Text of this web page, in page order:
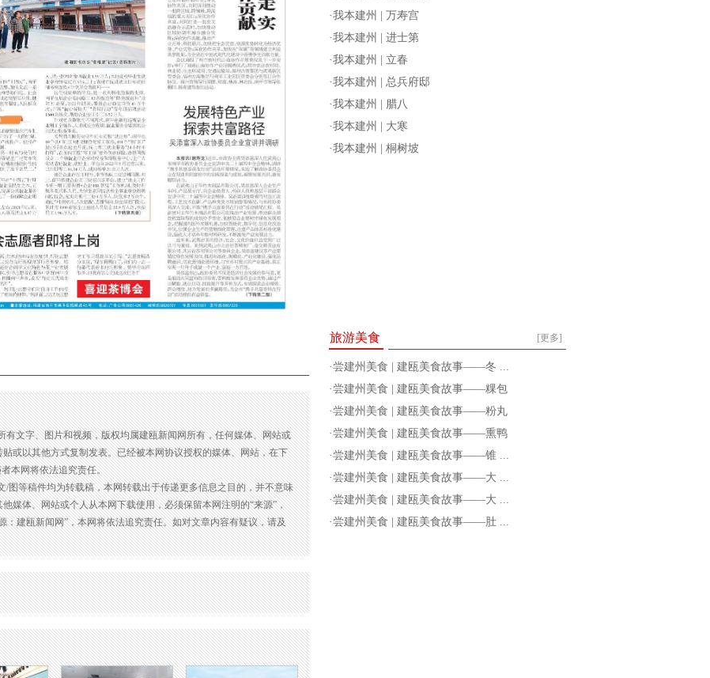
有文字、图片和视频，版权均属建瓯新闻网所有，任何媒体、网站或
或以其他方式复制发表。已经被本网协议授权的媒体、网站，在下
本网将依法追究责任。
/图等稿件均为转载稿，本网转载出于传递更多信息之目的，并不意味
媒体、网站或个人从本网下载使用，必须保留本网注明的“来源”，
：建瓯新闻网”，本网将依法追究责任。如对文章内容有疑议，请及
·我本建州 | 万寿宫
·我本建州 | 进士第
·我本建州 | 立春
·我本建州 | 总兵府邸
·我本建州 | 腊八
·我本建州 | 大寒
·我本建州 | 桐树坡
[更多]
旅游美食
·尝建州美食 | 建瓯美食故事——冬 ...
·尝建州美食 | 建瓯美食故事——粿包
·尝建州美食 | 建瓯美食故事——粉丸
·尝建州美食 | 建瓯美食故事——熏鸭
·尝建州美食 | 建瓯美食故事——锥 ...
·尝建州美食 | 建瓯美食故事——大 ...
·尝建州美食 | 建瓯美食故事——大 ...
·尝建州美食 | 建瓯美食故事——肚 ...